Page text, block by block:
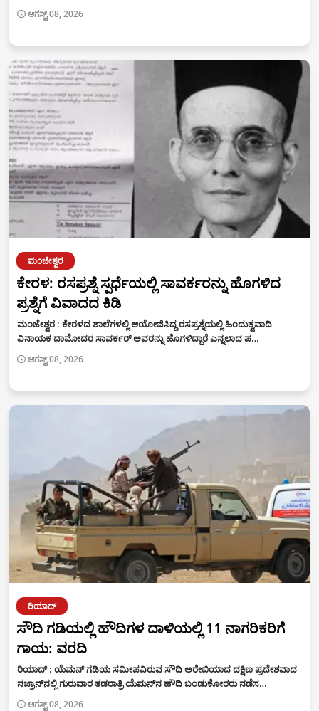
ಆಗಸ್ಟ್ 08, 2026
ಮಂಜೇಶ್ವರ
ಕೇರಳ: ರಸಪ್ರಶ್ನೆ ಸ್ಪರ್ಧೆಯಲ್ಲಿ ಸಾವರ್ಕರನ್ನು ಹೊಗಳಿದ
ಪ್ರಶ್ನೆಗೆ ವಿವಾದದ ಕಿಡಿ
ಮಂಜೇಶ್ವರ : ಕೇರಳದ ಶಾಲೆಗಳಲ್ಲಿ ಆಯೋಜಿಸಿದ್ದ ರಸಪ್ರಶ್ನೆಯಲ್ಲಿ ಹಿಂದುತ್ವವಾದಿ
ವಿನಾಯಕ ದಾಮೋದರ ಸಾವರ್ಕರ್ ಅವರನ್ನು ಹೊಗಳಿದ್ದಾರೆ ಎನ್ನಲಾದ ಪ…
ಆಗಸ್ಟ್ 08, 2026
ರಿಯಾದ್
ಸೌದಿ ಗಡಿಯಲ್ಲಿ ಹೌದಿಗಳ ದಾಳಿಯಲ್ಲಿ 11 ನಾಗರಿಕರಿಗೆ
ಗಾಯ: ವರದಿ
ರಿಯಾದ್ : ಯೆಮನ್ ಗಡಿಯ ಸಮೀಪವಿರುವ ಸೌದಿ ಅರೇಬಿಯಾದ ದಕ್ಷಿಣ ಪ್ರದೇಶವಾದ
ನಜ್ರಾನ್‍ನಲ್ಲಿ ಗುರುವಾರ ತಡರಾತ್ರಿ ಯೆಮನ್‍ನ ಹೌದಿ ಬಂಡುಕೋರರು ನಡೆಸ…
ಆಗಸ್ಟ್ 08, 2026